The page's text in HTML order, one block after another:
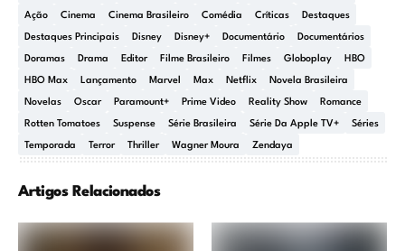
Ação Cinema Cinema Brasileiro Comédia Críticas Destaques
Destaques Principais Disney Disney+ Documentário Documentários
Doramas Drama Editor Filme Brasileiro Filmes Globoplay HBO
HBO Max Lançamento Marvel Max Netflix Novela Brasileira
Novelas Oscar Paramount+ Prime Video Reality Show Romance
Rotten Tomatoes Suspense Série Brasileira Série Da Apple TV+ Séries
Temporada Terror Thriller Wagner Moura Zendaya
Artigos Relacionados